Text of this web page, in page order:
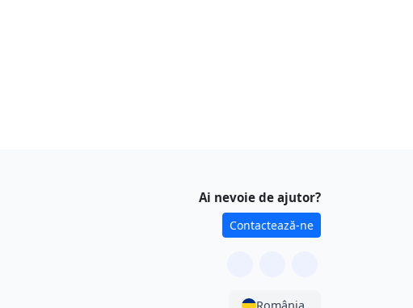
Ai nevoie de ajutor?
Contactează-ne